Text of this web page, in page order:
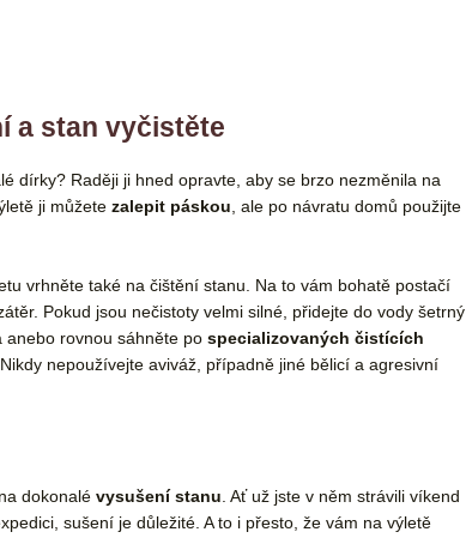
a stan vyčistěte
dírky? Raději ji hned opravte, aby se brzo nezměnila na
ji můžete zalepit páskou , ale po návratu domů použijte
vrhněte také na čištění stanu. Na to vám bohatě postačí
Pokud jsou nečistoty velmi silné, přidejte do vody šetrný
rovnou sáhněte po specializovaných čistících
nepoužívejte aviváž, případně jiné bělicí a agresivní
dokonalé vysušení stanu . Ať už jste v něm strávili víkend
sušení je důležité. A to i přesto, že vám na výletě